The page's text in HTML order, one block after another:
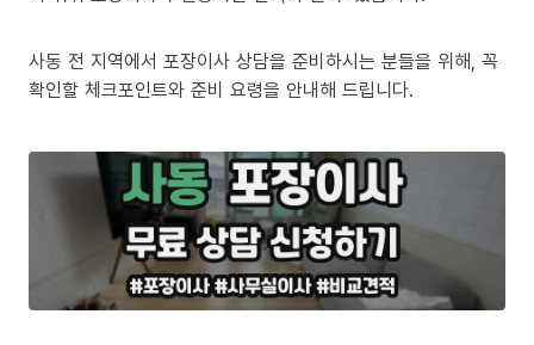
사동 전 지역에서 포장이사 상담을 준비하시는 분들을 위해, 꼭
확인할 체크포인트와 준비 요령을 안내해 드립니다.